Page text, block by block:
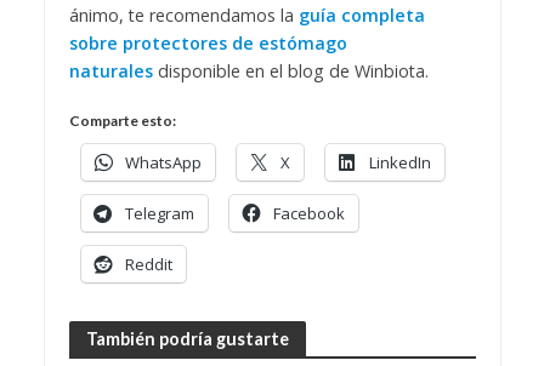
ánimo, te recomendamos la guía completa
sobre protectores de estómago
naturalesdisponible en el blog de Winbiota.
Comparte esto:
WhatsApp X LinkedIn
Telegram Facebook
Reddit
También podría gustarte